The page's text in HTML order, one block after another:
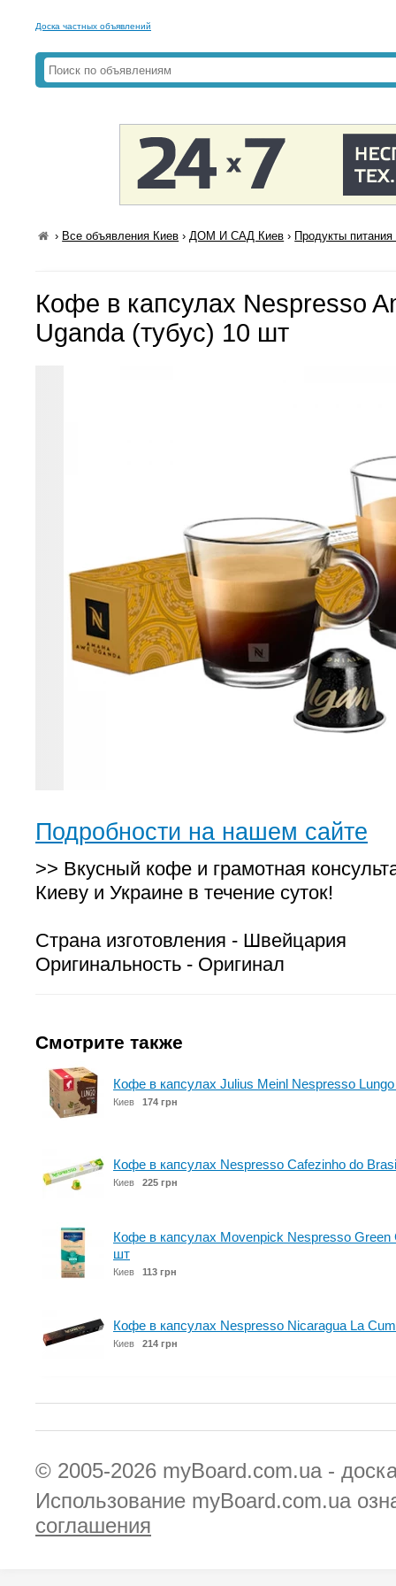
Доска частных объявлений
› Все объявления Киев ›ДОМ И САД Киев › Продукты
Кофе в капсулах Nespresso
Uganda (тубус) 10 шт
Подробности на нашем сайте
>> Вкусный кофе и грамотная
Киеву и Украине в течение суток!
Страна изготовления - Швейцария
Оригинальность - Оригинал
Смотрите также
Кофе в капсулах Julius Meinl Nespresso
Киев 174 грн
Кофе в капсулах Nespresso Cafezinho do
Киев 225 грн
Кофе в капсулах Movenpick Nespresso Green
шт
Киев 113 грн
Кофе в капсулах Nespresso Nicaragua La
Киев 214 грн
© 2005-2026 myBoard.com.ua -
Использование myBoard.com.ua
соглашения